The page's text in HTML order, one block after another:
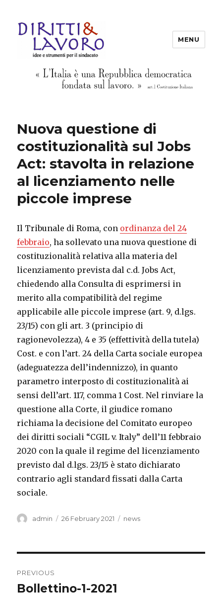
Diritti & Lavoro
MENU
Nuova questione di
costituzionalità sul Jobs
Act: stavolta in relazione
al licenziamento nelle
piccole imprese
Il Tribunale di Roma, con ordinanza del 24
febbraio, ha sollevato una nuova questione di
costituzionalità relativa alla materia del
licenziamento prevista dal c.d. Jobs Act,
chiedendo alla Consulta di esprimersi in
merito alla compatibilità del regime
applicabile alle piccole imprese (art. 9, d.lgs.
23/15) con gli art. 3 (principio di
ragionevolezza), 4 e 35 (effettività della tutela)
Cost. e con l’art. 24 della Carta sociale europea
(adeguatezza dell’indennizzo), in quanto
parametro interposto di costituzionalità ai
sensi dell’art. 117, comma 1 Cost. Nel rinviare la
questione alla Corte, il giudice romano
richiama la decisione del Comitato europeo
dei diritti sociali “CGIL v. Italy” dell’11 febbraio
2020 con la quale il regime del licenziamento
previsto dal d.lgs. 23/15 è stato dichiarato
contrario agli standard fissati dalla Carta
sociale.
Author
admin
Posted
26 February 2021 Categories
news
navigation
PREVIOUS
Previous
Bollettino-1-2021